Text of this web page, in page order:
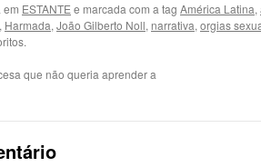
em ESTANTE e marcada com a tag América Latina,
, Harmada, João Gilberto Noll, narrativa, orgias
que não queria aprender a